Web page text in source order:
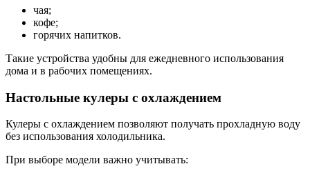
чая;
кофе;
горячих напитков.
Такие устройства удобны для ежедневного использования
дома и в рабочих помещениях.
Настольные кулеры с охлаждением
Кулеры с охлаждением позволяют получать прохладную воду
без использования холодильника.
При выборе модели важно учитывать: